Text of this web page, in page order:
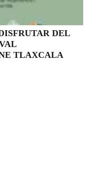
DEL
TLAXCALA